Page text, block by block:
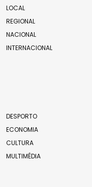
LOCAL
REGIONAL
NACIONAL
INTERNACIONAL
DESPORTO
ECONOMIA
CULTURA
MULTIMÉDIA